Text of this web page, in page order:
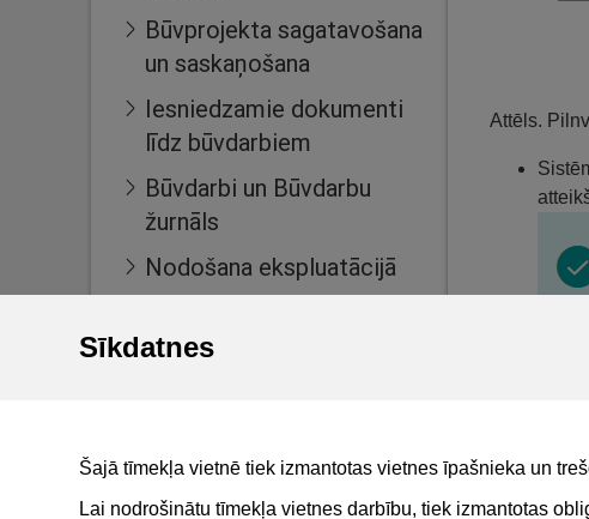
Sīkdatnes
Šajā tīmekļa vietnē tiek izmantotas vietnes īpašnieka un
Lai nodrošinātu tīmekļa vietnes darbību, tiek izmantotas
Būvprojekta sagatavošana
un saskaņošana
Iesniedzamie dokumenti
līdz būvdarbiem
Būvdarbi un Būvdarbu
žurnāls
Nodošana ekspluatācijā
Māju lietas
For non-residents
Attēls.